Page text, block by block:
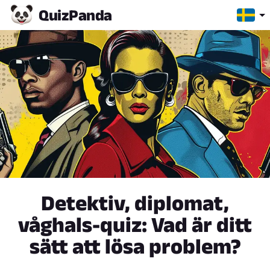
QuizPanda
Detektiv, diplomat,
våghals-quiz: Vad är ditt
sätt att lösa problem?